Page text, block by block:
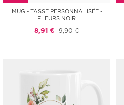
MUG - TASSE PERSONNALISÉE -
FLEURS NOIR
8,91 € 9,90 €